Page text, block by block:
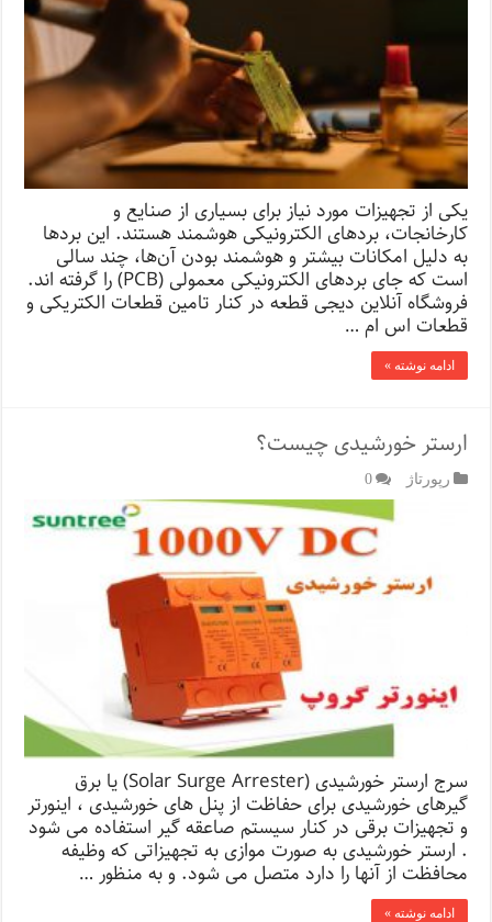
یکی از تجهیزات مورد نیاز برای بسیاری از صنایع و
کارخانجات، بردهای الکترونیکی هوشمند هستند. این بردها
به دلیل امکانات بیشتر و هوشمند بودن آن‌ها، چند سالی
است که جای بردهای الکترونیکی معمولی (PCB) را گرفته ‌اند.
فروشگاه آنلاین دیجی قطعه در کنار تامین قطعات الکتریکی و
قطعات اس ام …
ادامه نوشته »
ارستر خورشیدی چیست؟
رپورتاژ‌ 0
سرج ارستر خورشیدی (Solar Surge Arrester) یا برق
گیرهای خورشیدی برای حفاظت از پنل های خورشیدی ، اینورتر
و تجهیزات برقی در کنار سیستم صاعقه گیر استفاده می شود
. ارستر خورشیدی به صورت موازی به تجهیزاتی که وظیفه
محافظت از آنها را دارد متصل می شود. و به منظور …
ادامه نوشته »